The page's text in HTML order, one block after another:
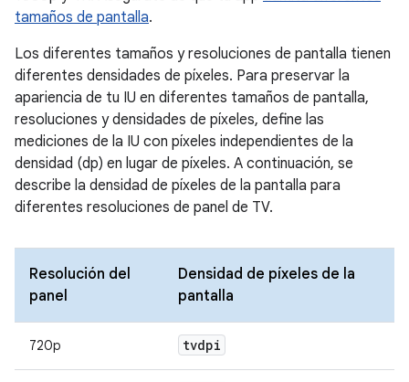
tamaños de pantalla.
Los diferentes tamaños y resoluciones de pantalla tienen
diferentes densidades de píxeles. Para preservar la
apariencia de tu IU en diferentes tamaños de pantalla,
resoluciones y densidades de píxeles, define las
mediciones de la IU con píxeles independientes de la
densidad (dp) en lugar de píxeles. A continuación, se
describe la densidad de píxeles de la pantalla para
diferentes resoluciones de panel de TV.
Resolución del
panel
Densidad de píxeles de la
pantalla
720p tvdpi